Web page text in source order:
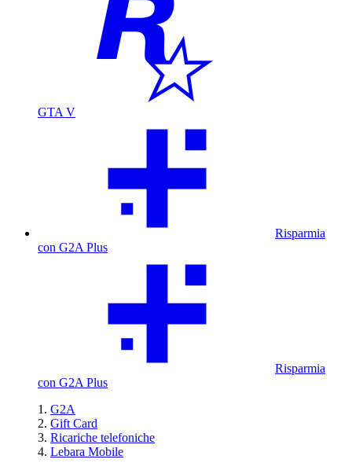
GTA V
Risparmia
con G2A Plus
Risparmia
con G2A Plus
G2A
Gift Card
Ricariche telefoniche
Lebara Mobile